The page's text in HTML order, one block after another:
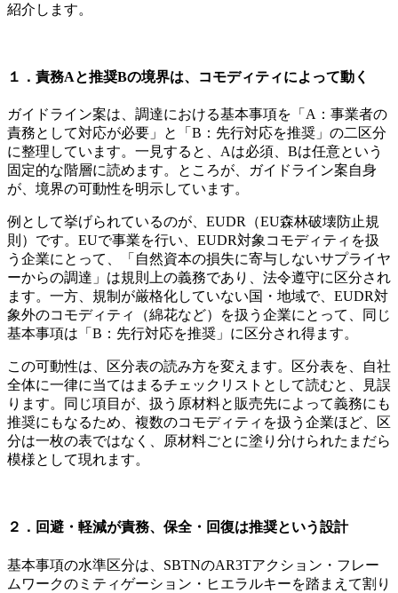
紹介します。
１．責務Aと推奨Bの境界は、コモディティによって動く
ガイドライン案は、調達における基本事項を「A：事業者の
責務として対応が必要」と「B：先行対応を推奨」の二区分
に整理しています。一見すると、Aは必須、Bは任意という
固定的な階層に読めます。ところが、ガイドライン案自身
が、境界の可動性を明示しています。
例として挙げられているのが、EUDR（EU森林破壊防止規
則）です。EUで事業を行い、EUDR対象コモディティを扱
う企業にとって、「自然資本の損失に寄与しないサプライヤ
ーからの調達」は規則上の義務であり、法令遵守に区分され
ます。一方、規制が厳格化していない国・地域で、EUDR対
象外のコモディティ（綿花など）を扱う企業にとって、同じ
基本事項は「B：先行対応を推奨」に区分され得ます。
この可動性は、区分表の読み方を変えます。区分表を、自社
全体に一律に当てはまるチェックリストとして読むと、見誤
ります。同じ項目が、扱う原材料と販売先によって義務にも
推奨にもなるため、複数のコモディティを扱う企業ほど、区
分は一枚の表ではなく、原材料ごとに塗り分けられたまだら
模様として現れます。
２．回避・軽減が責務、保全・回復は推奨という設計
基本事項の水準区分は、SBTNのAR3Tアクション・フレー
ムワークのミティゲーション・ヒエラルキーを踏まえて割り